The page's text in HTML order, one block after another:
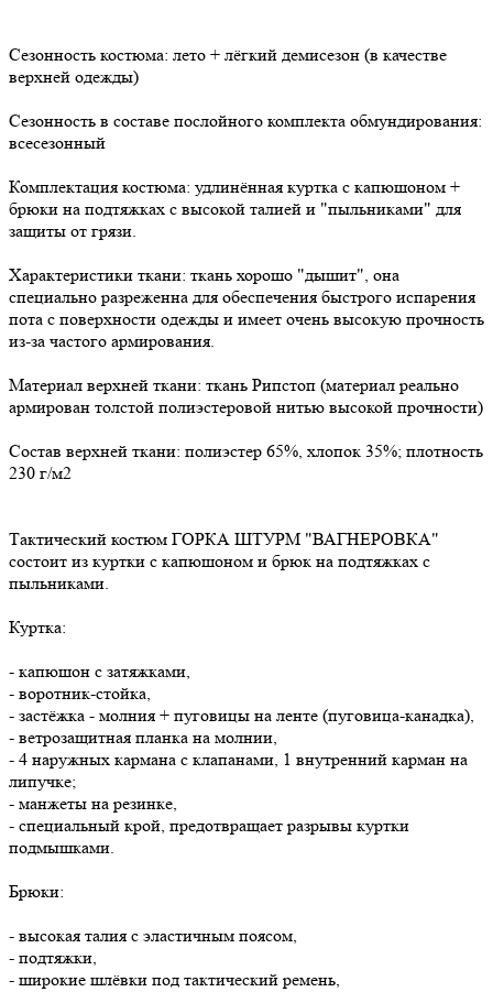
Сезонность костюма: лето + лёгкий демисезон (в качестве
верхней одежды)
Сезонность в составе послойного комплекта обмундирования:
всесезонный
Комплектация костюма: удлинённая куртка с капюшоном +
брюки на подтяжках с высокой талией и "пыльниками" для
защиты от грязи.
Характеристики ткани: ткань хорошо "дышит", она
специально разреженна для обеспечения быстрого испарения
пота с поверхности одежды и имеет очень высокую прочность
из-за частого армирования.
Материал верхней ткани: ткань Рипстоп (материал реально
армирован толстой полиэстеровой нитью высокой прочности)
Состав верхней ткани: полиэстер 65%, хлопок 35%; плотность
230 г/м2
Тактический костюм ГОРКА ШТУРМ "ВАГНЕРОВКА"
состоит из куртки с капюшоном и брюк на подтяжках с
пыльниками.
Куртка:
- капюшон с затяжками,
- воротник-стойка,
- застёжка - молния + пуговицы на ленте (пуговица-канадка),
- ветрозащитная планка на молнии,
- 4 наружных кармана с клапанами, 1 внутренний карман на
липучке;
- манжеты на резинке,
- специальный крой, предотвращает разрывы куртки
подмышками.
Брюки:
- высокая талия с эластичным поясом,
- подтяжки,
- широкие шлёвки под тактический ремень,